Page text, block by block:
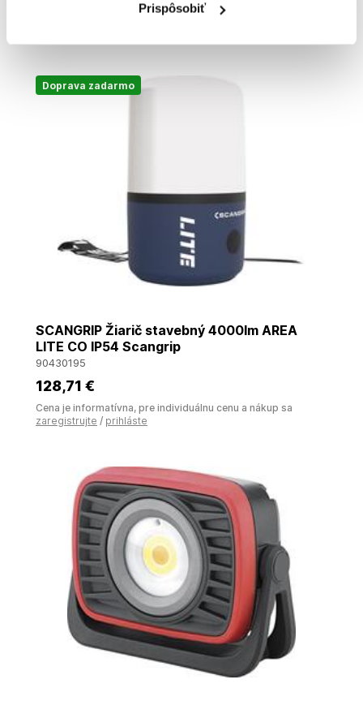
Prispôsobiť
Cena je informatívna, pre individuálnu cenu a nákup sa
Doprava zadarmo
SCANGRIP Žiarič stavebný 4000lm AREA
LITE CO IP54 Scangrip
90430195
128,71 €
Cena je informatívna, pre individuálnu cenu a nákup sa
zaregistrujte / prihláste